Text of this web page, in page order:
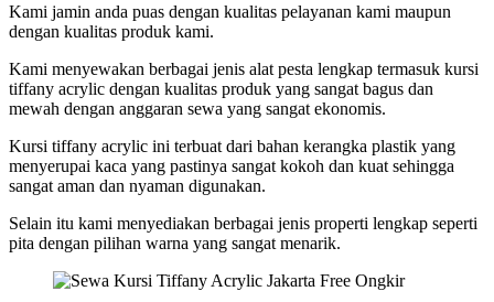
Kami jamin anda puas dengan kualitas pelayanan kami maupun
dengan kualitas produk kami.
Kami menyewakan berbagai jenis alat pesta lengkap termasuk kursi
tiffany acrylic dengan kualitas produk yang sangat bagus dan
mewah dengan anggaran sewa yang sangat ekonomis.
Kursi tiffany acrylic ini terbuat dari bahan kerangka plastik yang
menyerupai kaca yang pastinya sangat kokoh dan kuat sehingga
sangat aman dan nyaman digunakan.
Selain itu kami menyediakan berbagai jenis properti lengkap seperti
pita dengan pilihan warna yang sangat menarik.